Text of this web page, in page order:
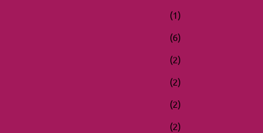
(1)
(6)
(2)
(2)
(2)
(2)